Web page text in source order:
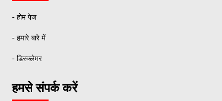
- होम पेज
- हमारे बारे में
- डिस्क्लेमर
हमसे संपर्क करें